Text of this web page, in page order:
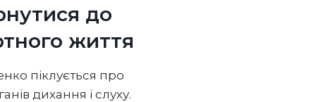
до
життя
піклується про
дихання і слуху.